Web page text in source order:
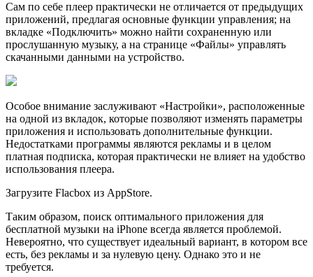
Сам по себе плеер практически не отличается от предыдущих
приложений, предлагая основные функции управления; на
вкладке «Подключить» можно найти сохраненную или
прослушанную музыку, а на странице «Файлы» управлять
скачанными данными на устройство.
Особое внимание заслуживают «Настройки», расположенные
на одной из вкладок, которые позволяют изменять параметры
приложения и использовать дополнительные функции.
Недостатками программы являются рекламы и в целом
платная подписка, которая практически не влияет на удобство
использования плеера.
Загрузите Flacbox из AppStore.
Таким образом, поиск оптимального приложения для
бесплатной музыки на iPhone всегда является проблемой.
Невероятно, что существует идеальный вариант, в котором все
есть, без рекламы и за нулевую цену. Однако это и не
требуется.